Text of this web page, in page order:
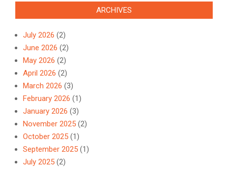
ARCHIVES
July 2026 (2)
June 2026 (2)
May 2026 (2)
April 2026 (2)
March 2026 (3)
February 2026 (1)
January 2026 (3)
November 2025 (2)
October 2025 (1)
September 2025 (1)
July 2025 (2)